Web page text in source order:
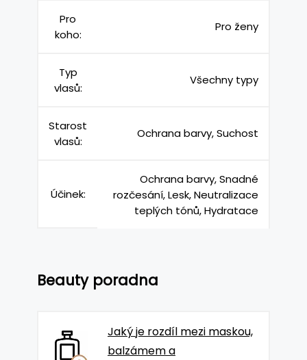
Pro
koho:
Pro ženy
Typ
vlasů:
Všechny typy
Starost
vlasů:
Ochrana barvy, Suchost
Účinek:
Ochrana barvy, Snadné
rozčesání, Lesk, Neutralizace
teplých tónů, Hydratace
Beauty poradna
Jaký je rozdíl mezi maskou,
balzámem a